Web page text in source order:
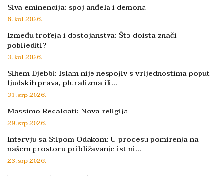
Siva eminencija: spoj anđela i demona
6. kol 2026.
Između trofeja i dostojanstva: Što doista znači
pobijediti?
3. kol 2026.
Sihem Djebbi: Islam nije nespojiv s vrijednostima poput
ljudskih prava, pluralizma ili…
31. srp 2026.
Massimo Recalcati: Nova religija
29. srp 2026.
Intervju sa Stipom Odakom: U procesu pomirenja na
našem prostoru približavanje istini…
23. srp 2026.